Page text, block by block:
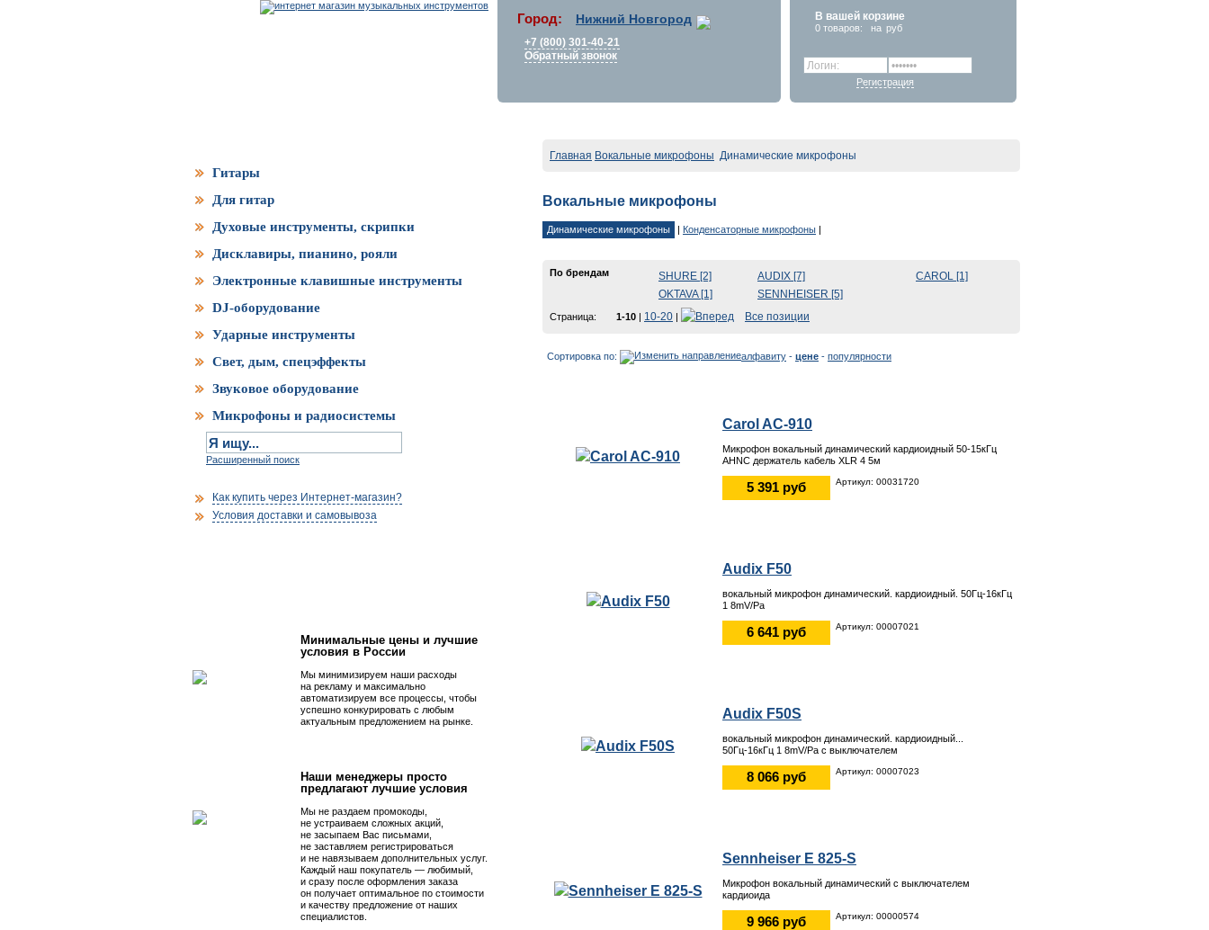
Город: Нижний Новгород
+7 (800) 301-40-21
Обратный звонок
В вашей корзине
0 товаров: на руб
Регистрация
Гитары
Для гитар
Духовые инструменты, скрипки
Дисклавиры, пианино, рояли
Электронные клавишные инструменты
DJ-оборудование
Ударные инструменты
Свет, дым, спецэффекты
Звуковое оборудование
Микрофоны и радиосистемы
Расширенный поиск
Как купить через Интернет-магазин?
Условия доставки и самовывоза
Минимальные цены и лучшие
условия в России
Мы минимизируем наши расходы
на рекламу и максимально
автоматизируем все процессы, чтобы
успешно конкурировать с любым
актуальным предложением на рынке.
Наши менеджеры просто
предлагают лучшие условия
Мы не раздаем промокоды,
не устраиваем сложных акций,
не засыпаем Вас письмами,
не заставляем регистрироваться
и не навязываем дополнительных услуг.
Каждый наш покупатель — любимый,
и сразу после оформления заказа
он получает оптимальное по стоимости
и качеству предложение от наших
специалистов.
Главная Вокальные микрофоны Динамические микрофоны
Вокальные микрофоны
Динамические микрофоны | Конденсаторные микрофоны |
По брендам SHURE [2] AUDIX [7]
CAROL [1]
OKTAVA [1]
SENNHEISER [5]
Страница: 1-10 | 10-20 | Все позиции
Сортировка по: алфавиту - цене - популярности
Carol AC-910
Микрофон вокальный динамический кардиоидный 50-15кГц
AHNC держатель кабель XLR 4 5м
5 391 руб Артикул: 00031720
Audix F50
вокальный микрофон динамический. кардиоидный. 50Гц-16кГц
1 8mV/Pa
6 641 руб Артикул: 00007021
Audix F50S
вокальный микрофон динамический. кардиоидный...
50Гц-16кГц 1 8mV/Pa с выключателем
8 066 руб Артикул: 00007023
Sennheiser E 825-S
Микрофон вокальный динамический с выключателем
кардиоида
9 966 руб Артикул: 00000574